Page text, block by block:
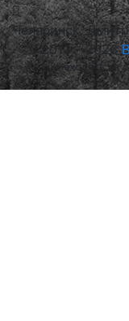
Челябинск,
2013 – 2026
Находясь на